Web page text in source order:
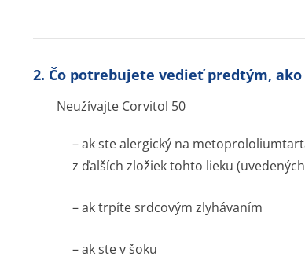
2. Čo potrebujete vedieť predtým,
Neužívajte Corvitol 50
– ak ste alergický na
z ďalších zložiek tohto lieku
– ak trpíte srdcovým zlyhávaním
– ak ste v šoku